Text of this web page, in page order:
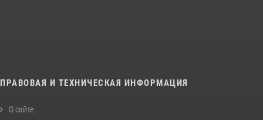
ПРАВОВАЯ И ТЕХНИЧЕСКАЯ ИНФОРМАЦИЯ
О сайте